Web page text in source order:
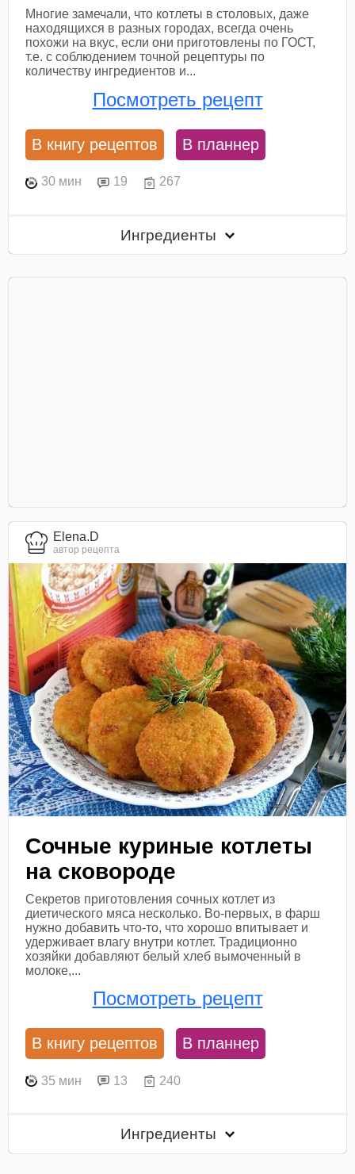
Многие замечали, что котлеты в столовых, даже
находящихся в разных городах, всегда очень
похожи на вкус, если они приготовлены по ГОСТ,
т.е. с соблюдением точной рецептуры по
количеству ингредиентов и...
Посмотреть рецепт
В книгу рецептов В планнер
30 мин 19 267
Ингредиенты
Elena.D
автор рецепта
Сочные куриные котлеты
на сковороде
Секретов приготовления сочных котлет из
диетического мяса несколько. Во-первых, в фарш
нужно добавить что-то, что хорошо впитывает и
удерживает влагу внутри котлет. Традиционно
хозяйки добавляют белый хлеб вымоченный в
молоке,...
Посмотреть рецепт
В книгу рецептов В планнер
35 мин 13 240
Ингредиенты